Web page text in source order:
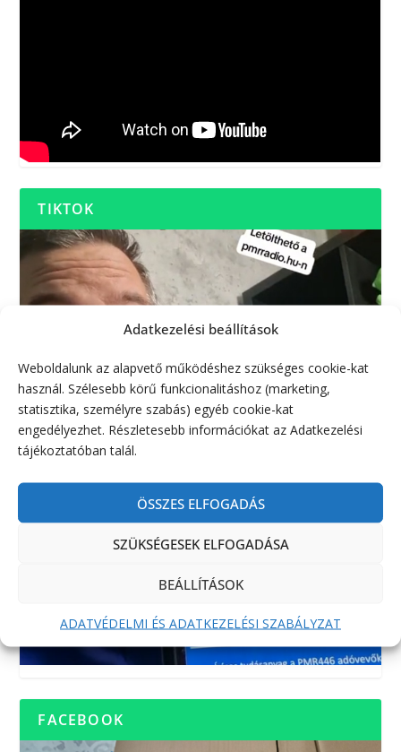
Adatkezelési beállítások
Weboldalunk az alapvető működéshez szükséges cookie-kat
használ. Szélesebb körű funkcionalitáshoz (marketing,
statisztika, személyre szabás) egyéb cookie-kat
engedélyezhet. Részletesebb információkat az Adatkezelési
tájékoztatóban talál.
ÖSSZES ELFOGADÁS
SZÜKSÉGESEK ELFOGADÁSA
BEÁLLÍTÁSOK
ADATVÉDELMI ÉS ADATKEZELÉSI SZABÁLYZAT
TIKTOK
FACEBOOK